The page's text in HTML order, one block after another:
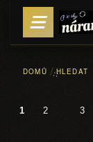
DOMŮ ::HLEDAT
1 2 3